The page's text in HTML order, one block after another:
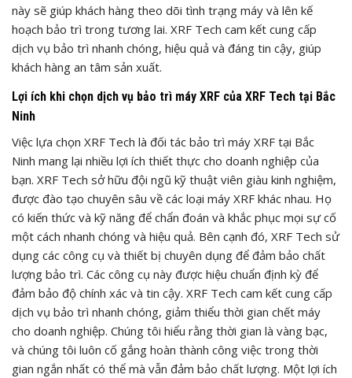
này sẽ giúp khách hàng theo dõi tình trạng máy và lên kế
hoạch bảo trì trong tương lai. XRF Tech cam kết cung cấp
dịch vụ bảo trì nhanh chóng, hiệu quả và đáng tin cậy, giúp
khách hàng an tâm sản xuất.
Lợi ích khi chọn dịch vụ bảo trì máy XRF của XRF Tech tại Bắc
Ninh
Việc lựa chọn XRF Tech là đối tác bảo trì máy XRF tại Bắc
Ninh mang lại nhiều lợi ích thiết thực cho doanh nghiệp của
bạn. XRF Tech sở hữu đội ngũ kỹ thuật viên giàu kinh nghiệm,
được đào tạo chuyên sâu về các loại máy XRF khác nhau. Họ
có kiến thức và kỹ năng để chẩn đoán và khắc phục mọi sự cố
một cách nhanh chóng và hiệu quả. Bên cạnh đó, XRF Tech sử
dụng các công cụ và thiết bị chuyên dụng để đảm bảo chất
lượng bảo trì. Các công cụ này được hiệu chuẩn định kỳ để
đảm bảo độ chính xác và tin cậy. XRF Tech cam kết cung cấp
dịch vụ bảo trì nhanh chóng, giảm thiểu thời gian chết máy
cho doanh nghiệp. Chúng tôi hiểu rằng thời gian là vàng bạc,
và chúng tôi luôn cố gắng hoàn thành công việc trong thời
gian ngắn nhất có thể mà vẫn đảm bảo chất lượng. Một lợi ích